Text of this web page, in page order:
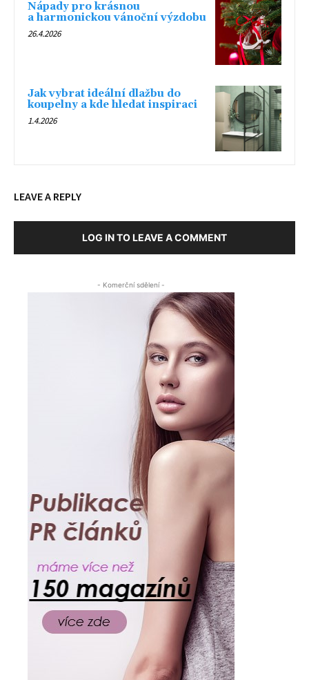
Nápady pro krásnou
a harmonickou vánoční výzdobu
26.4.2026
Jak vybrat ideální dlažbu do
koupelny a kde hledat inspiraci
1.4.2026
LEAVE A REPLY
LOG IN TO LEAVE A COMMENT
- Komerční sdělení -